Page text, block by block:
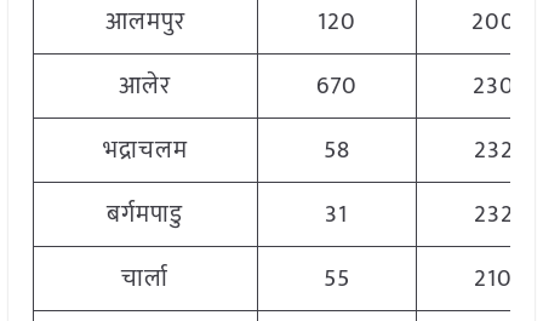
आलमपुर
120
2000
आलेर
670
2300
भद्राचलम
58
2320
बर्गमपाडु
31
2320
चार्ला
55
2100